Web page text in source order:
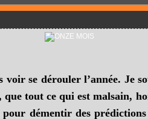
voir se dérouler l’année. Je
tout ce qui est malsain,
pour démentir des